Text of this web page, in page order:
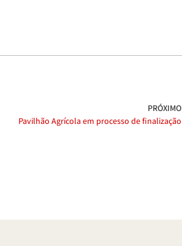
PRÓXIMO
Pavilhão Agrícola em processo de finalização